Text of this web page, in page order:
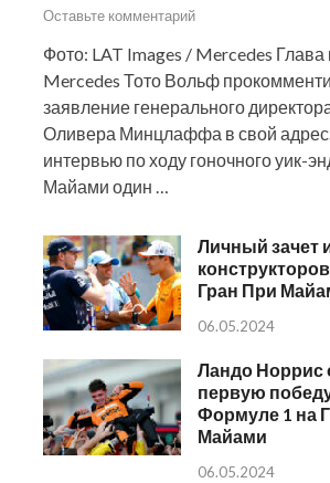
Оставьте комментарий
Фото: LAT Images / Mercedes
Mercedes Тото Вольф
заявление генерального
Оливера Минцлаффа в свой
интервью по ходу гоночного уик-
Майами один …
Личный зачет
Гран При
06.05.2024
Ландо Норрис
первую
Формуле 1 на
Майами
06.05.2024